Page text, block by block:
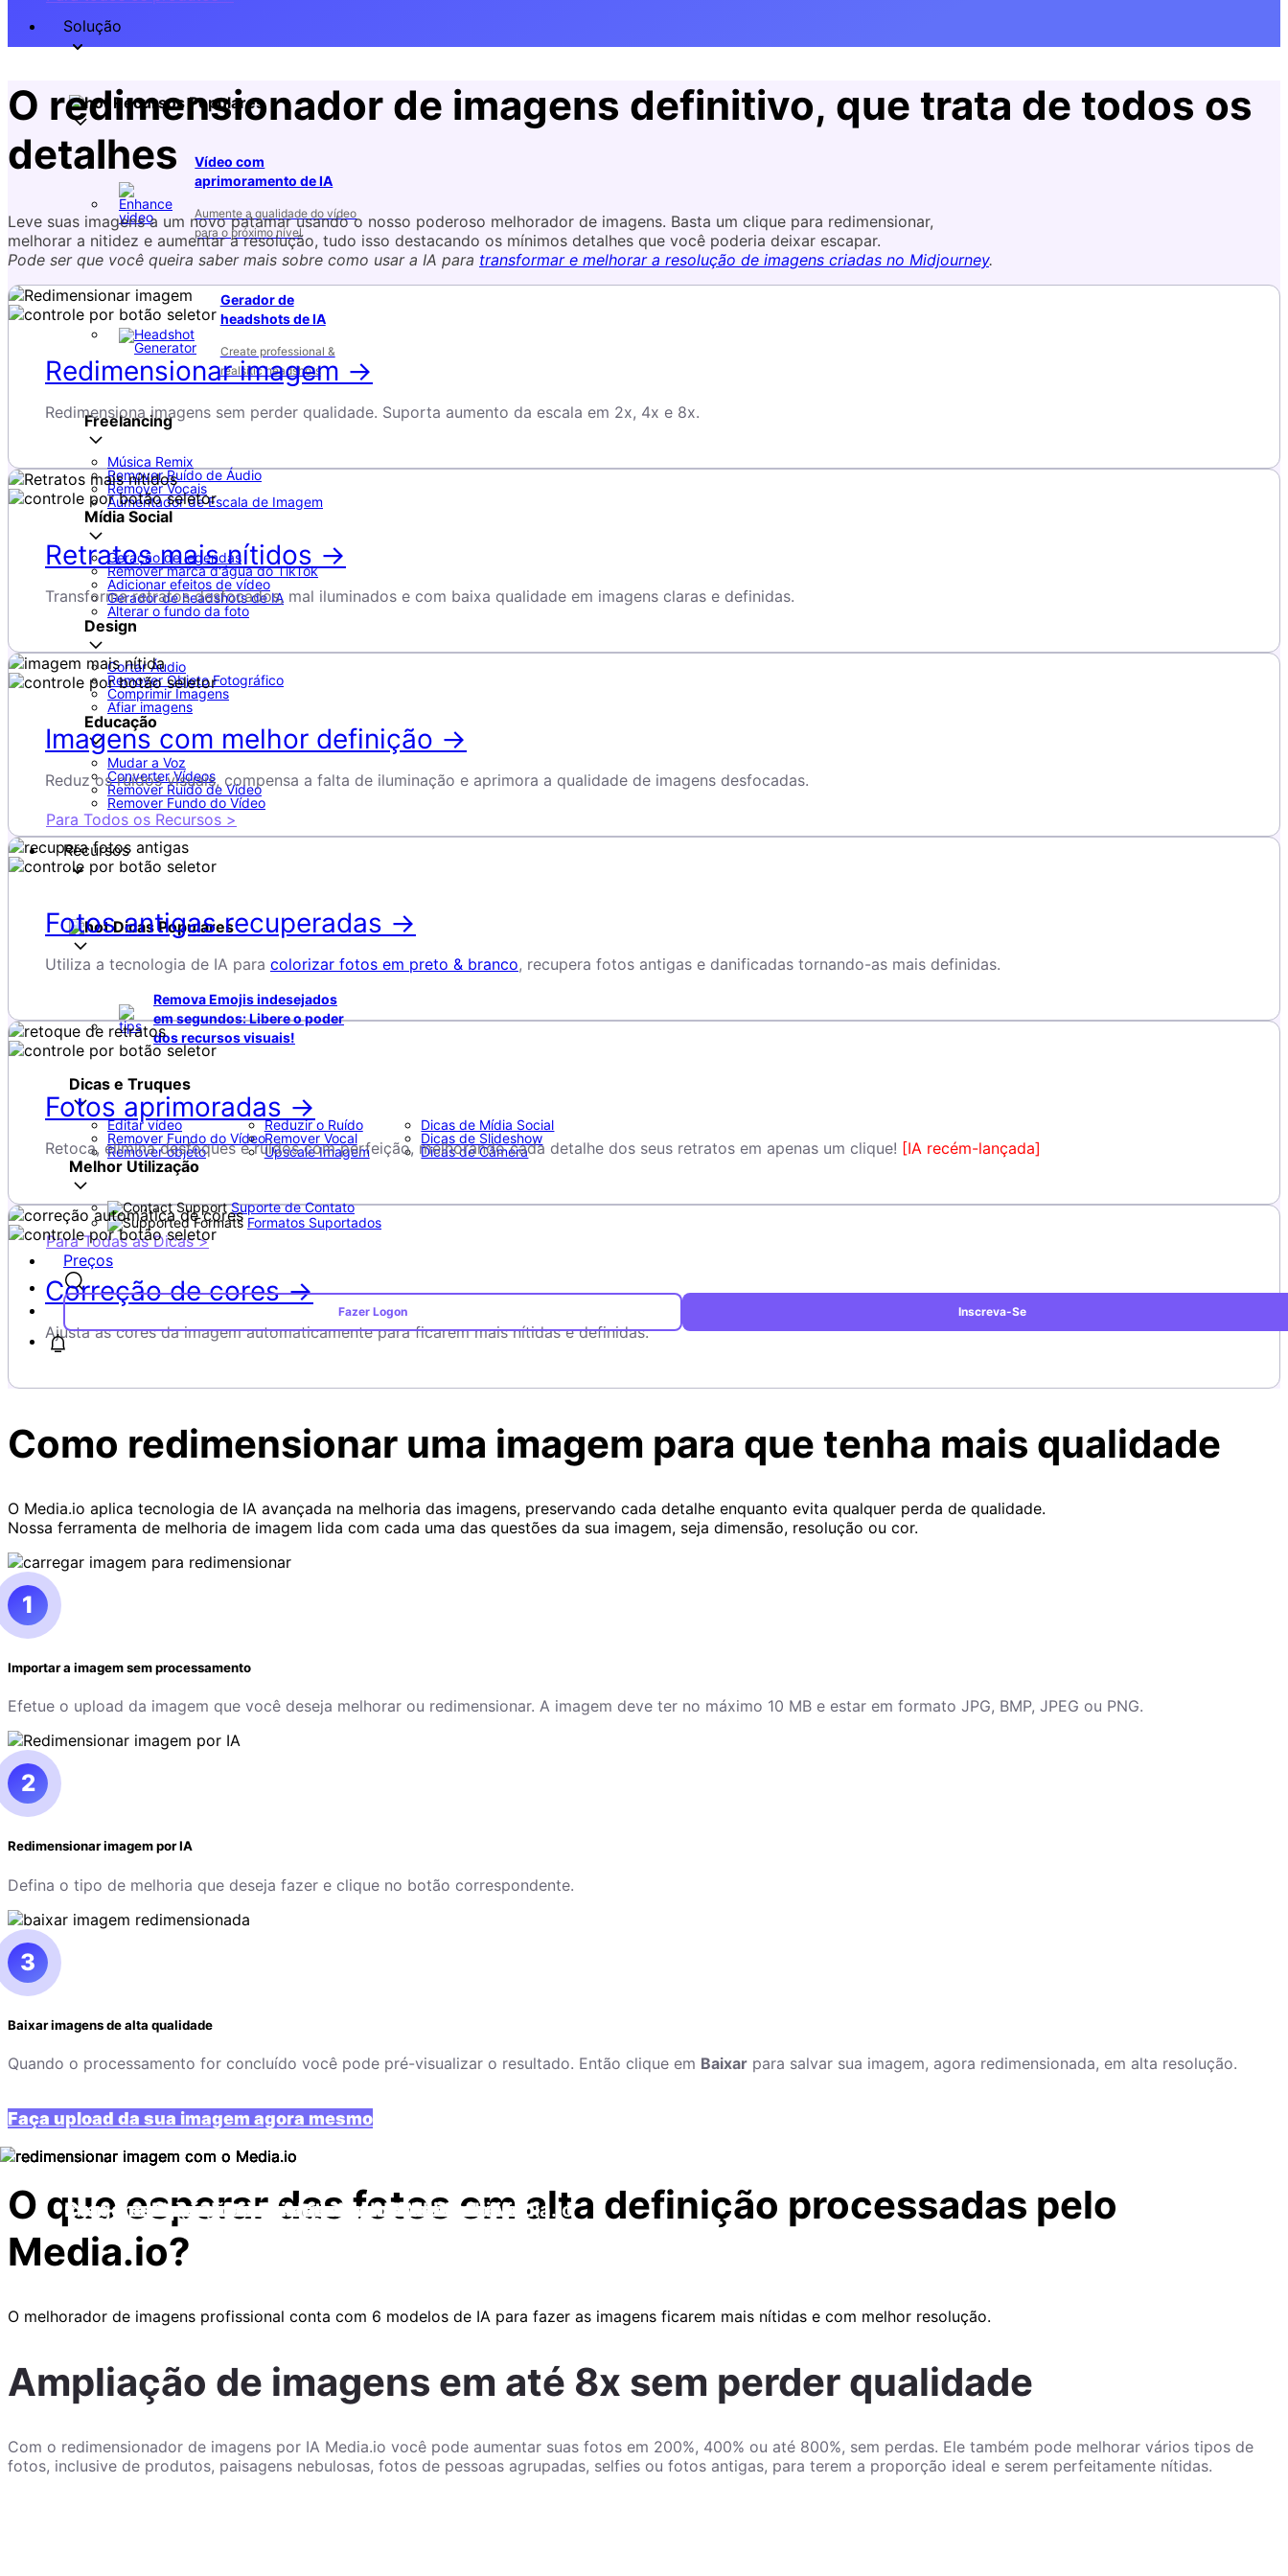
Solução
Recursos Populares
Vídeo com
aprimoramento de IA
Aumente a qualidade do vídeo
para o próximo nível
Gerador de
headshots de IA
Create professional &
realsitic headshots
Freelancing
Música Remix
Remover Ruído de Áudio
Remover Vocais
Aumentador de Escala de Imagem
Mídia Social
Geração de legendas
Remover marca d'água do TikTok
Adicionar efeitos de vídeo
Gerador de headshots de IA
Alterar o fundo da foto
Design
Cortar Áudio
Remover Objeto Fotográfico
Comprimir Imagens
Afiar imagens
Educação
Mudar a Voz
Converter Vídeos
Remover Ruído de Vídeo
Remover Fundo do Vídeo
Para Todos os Recursos >
Recursos
Dicas Populares
Remova Emojis indesejados
em segundos: Libere o poder
dos recursos visuais!
Dicas e Truques
Editar vídeo Reduzir o Ruído
Dicas de Mídia Social
Remover Fundo do VídeoRemover Vocal
Dicas de Slideshow
Remover objeto
Upscale Imagem Dicas de Câmera
Melhor Utilização
Suporte de Contato
Formatos Suportados
Para Todas as Dicas >
Preços
Fazer Logon Inscreva-Se
O redimensionador de imagens definitivo, que trata de todos os
detalhes
Leve suas imagens a um novo patamar usando o nosso poderoso melhorador de imagens. Basta um clique para redimensionar,
melhorar a nitidez e aumentar a resolução, tudo isso destacando os mínimos detalhes que você poderia deixar escapar.
Pode ser que você queira saber mais sobre como usar a IA para transformar e melhorar a resolução de imagens criadas no Midjourney.
Redimensionar imagem →
Redimensiona imagens sem perder qualidade. Suporta aumento da escala em 2x, 4x e 8x.
Retratos mais nítidos →
Transforma retratos desfocados, mal iluminados e com baixa qualidade em imagens claras e definidas.
Imagens com melhor definição →
Reduz os ruídos visuais, compensa a falta de iluminação e aprimora a qualidade de imagens desfocadas.
Fotos antigas recuperadas →
Utiliza a tecnologia de IA para colorizar fotos em preto & branco, recupera fotos antigas e danificadas tornando-as mais definidas.
Fotos aprimoradas →
Retoca, elimina desfoques e ruídos com perfeição, melhorando cada detalhe dos seus retratos em apenas um clique! [IA recém-lançada]
Correção de cores →
Ajusta as cores da imagem automaticamente para ficarem mais nítidas e definidas.
Como redimensionar uma imagem para que tenha mais qualidade
O Media.io aplica tecnologia de IA avançada na melhoria das imagens, preservando cada detalhe enquanto evita qualquer perda de qualidade.
Nossa ferramenta de melhoria de imagem lida com cada uma das questões da sua imagem, seja dimensão, resolução ou cor.
1
Importar a imagem sem processamento
Efetue o upload da imagem que você deseja melhorar ou redimensionar. A imagem deve ter no máximo 10 MB e estar em formato JPG, BMP, JPEG ou PNG.
2
Redimensionar imagem por IA
Defina o tipo de melhoria que deseja fazer e clique no botão correspondente.
3
Baixar imagens de alta qualidade
Quando o processamento for concluído você pode pré-visualizar o resultado. Então clique em Baixar para salvar sua imagem, agora redimensionada, em alta resolução.
Faça upload da sua imagem agora mesmo
O que esperar das fotos em alta definição processadas pelo
Media.io?
O melhorador de imagens profissional conta com 6 modelos de IA para fazer as imagens ficarem mais nítidas e com melhor resolução.
Ampliação de imagens em até 8x sem perder qualidade
Com o redimensionador de imagens por IA Media.io você pode aumentar suas fotos em 200%, 400% ou até 800%, sem perdas. Ele também pode melhorar vários tipos de
fotos, inclusive de produtos, paisagens nebulosas, fotos de pessoas agrupadas, selfies ou fotos antigas, para terem a proporção ideal e serem perfeitamente nítidas.